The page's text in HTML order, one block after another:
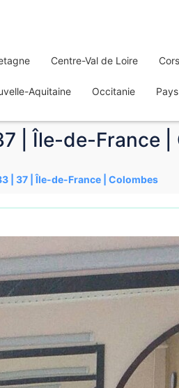
Centre-Val de Loire
Aquitaine Occitanie
| Île-de-France |
| 37 | Île-de-France | Colombes